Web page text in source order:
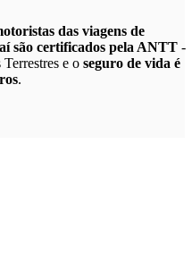
das viagens de
são certificados pela ANTT -
e o seguro de vida é
.